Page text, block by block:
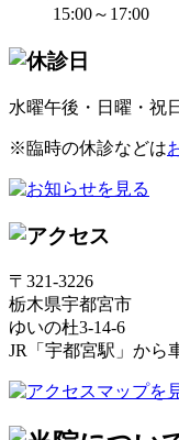
15:00～17:00
水曜午後・日曜・祝日
※臨時の休診などは
〒321-3226
栃木県宇都宮市
ゆいの杜3-14-6
JR「宇都宮駅」から